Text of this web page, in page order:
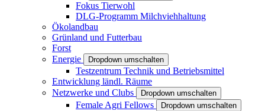
Fokus Tierwohl
DLG-Programm Milchviehhaltung
Ökolandbau
Grünland und Futterbau
Forst
Energie
Dropdown umschalten
Testzentrum Technik und Betriebsmittel
Entwicklung ländl. Räume
Netzwerke und Clubs
Dropdown umschalten
Female Agri Fellows Dropdown umschalten